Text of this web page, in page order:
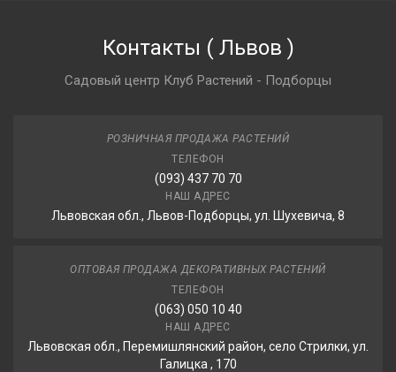
Контакты ( Львов )
Садовый центр Клуб Растений - Подборцы
РОЗНИЧНАЯ ПРОДАЖА РАСТЕНИЙ
ТЕЛЕФОН
(093) 437 70 70
НАШ АДРЕС
Львовская обл., Львов-Подборцы, ул. Шухевича, 8
ОПТОВАЯ ПРОДАЖА ДЕКОРАТИВНЫХ РАСТЕНИЙ
ТЕЛЕФОН
(063) 050 10 40
НАШ АДРЕС
Львовская обл., Перемишлянский район, село Стрилки, ул.
Галицка , 170